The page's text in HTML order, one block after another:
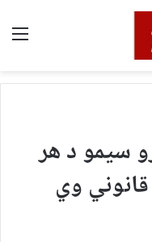
سیمو د هر
وي